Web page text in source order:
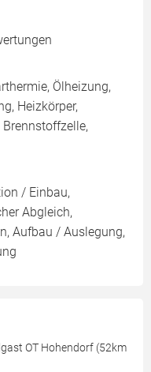
Ölheizung,
Heizkörper,
/ Einbau,
Abgleich,
Aufbau / Auslegung,
OT Hohendorf (52km